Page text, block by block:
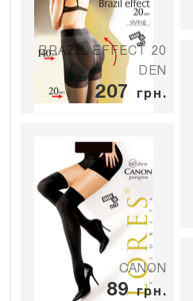
BRAZIL EFFECT 20
DEN
207 грн.
CANON
89грн.